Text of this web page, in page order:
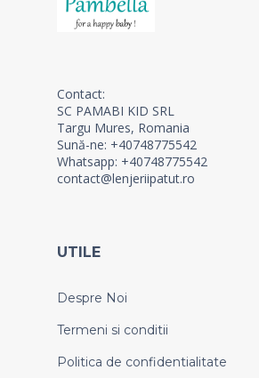
Contact:
SC PAMABI KID SRL
Targu Mures, Romania
Sună-ne: +40748775542
Whatsapp: +40748775542
contact@lenjeriipatut.ro
UTILE
Despre Noi
Termeni si conditii
Politica de confidentialitate